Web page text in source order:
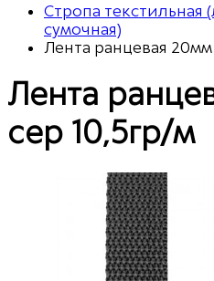
Стропа текстильная
сумочная)
Лента ранцевая 20мм
Лента
сер 10,5гр/м